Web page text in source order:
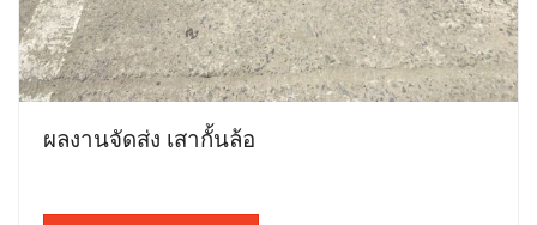
ผลงานจัดส่ง เสากั้นล้อ